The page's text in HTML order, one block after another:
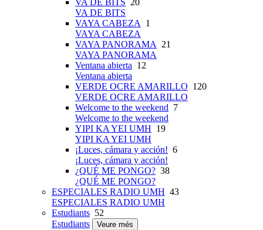
VA DE BITS 20
VA DE BITS
VAYA CABEZA
1
VAYA CABEZA
VAYA PANORAMA
21
VAYA PANORAMA
Ventana abierta 12
Ventana abierta
VERDE OCRE AMARILLO 120
VERDE OCRE AMARILLO
Welcome to the weekend 7
Welcome to the weekend
YIPI KA YEI UMH 19
YIPI KA YEI UMH
¡Luces, cámara y acción! 6
¡Luces, cámara y acción!
¿QUÉ ME PONGO? 38
¿QUÉ ME PONGO?
ESPECIALES RADIO UMH 43
ESPECIALES RADIO UMH
Estudiants 52
Estudiants
Veure més